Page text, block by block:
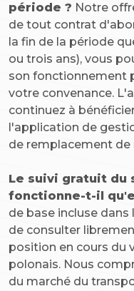
période ? Notre
de tout contrat
la fin de la période
ou trois ans), vous
son fonctionnement
votre convenance.
continuez à
l'application de
de remplacement de
Le suivi gratuit du
fonctionne-t-il
de base incluse
de consulter
position en cours du
polonais. Nous
du marché du